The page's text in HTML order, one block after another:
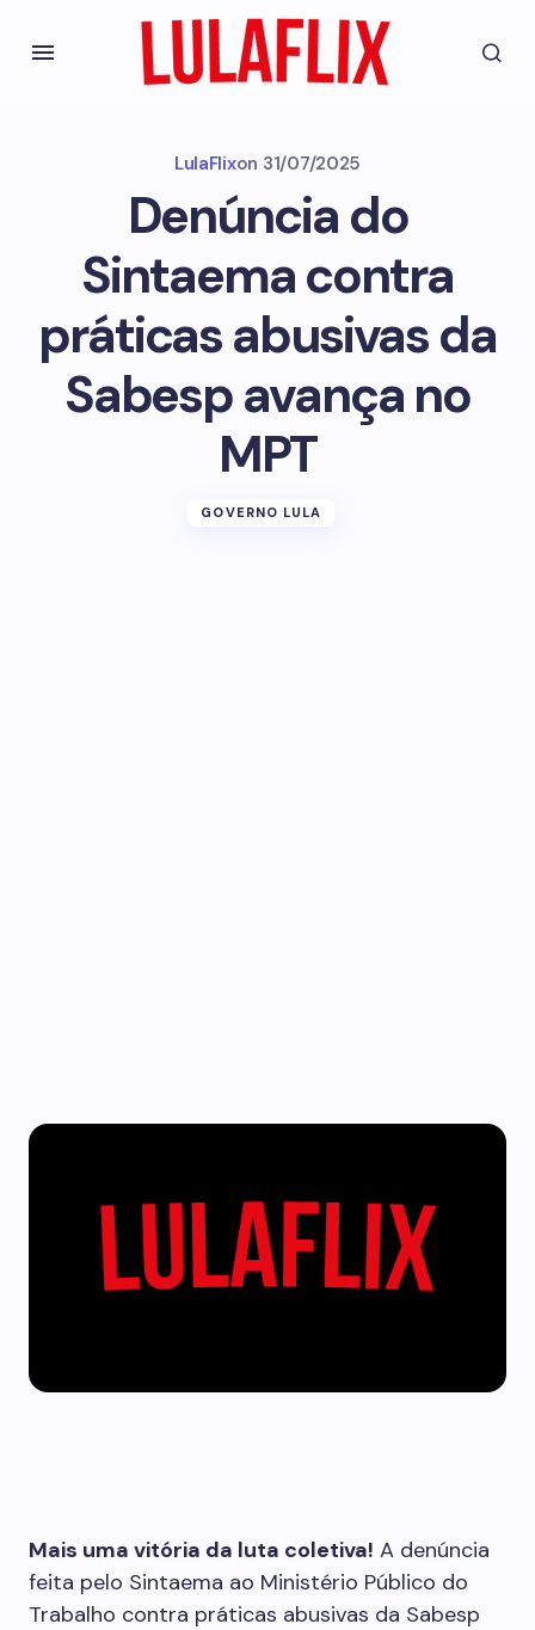
LulaFlixon 31/07/2025
Denúncia do
Sintaema contra
práticas abusivas da
Sabesp avança no
MPT
GOVERNO LULA
Mais uma vitória da luta coletiva! A denúncia
feita pelo Sintaema ao Ministério Público do
Trabalho contra práticas abusivas da Sabesp